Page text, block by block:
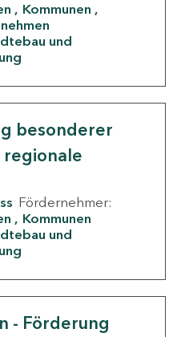
Kommunen
und
besonderer
Fördernehmer:
Kommunen
und
- Förderung